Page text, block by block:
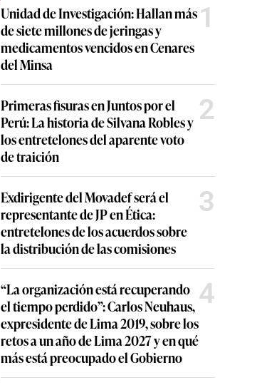
Unidad de Investigación: Hallan más
de siete millones de jeringas y
medicamentos vencidos en Cenares
del Minsa
1
Primeras fisuras en Juntos por el
Perú: La historia de Silvana Robles y
los entretelones del aparente voto
de traición
2
Exdirigente del Movadef será el
representante de JP en Ética:
entretelones de los acuerdos sobre
la distribución de las comisiones
3
“La organización está recuperando
el tiempo perdido”: Carlos Neuhaus,
expresidente de Lima 2019, sobre los
retos a un año de Lima 2027 y en qué
más está preocupado el Gobierno
4